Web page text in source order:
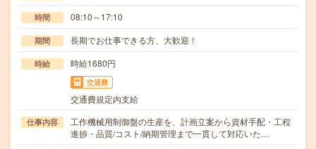
時間 08:10～17:10
期間 長期でお仕事できる方、大歓迎！
時給 時給1680円
交通費
交通費規定内支給
仕事内容
工作機械用制御盤の生産を、計画立案から資材手配・工程
進捗・品質/コスト/納期管理まで一貫して対応いた…